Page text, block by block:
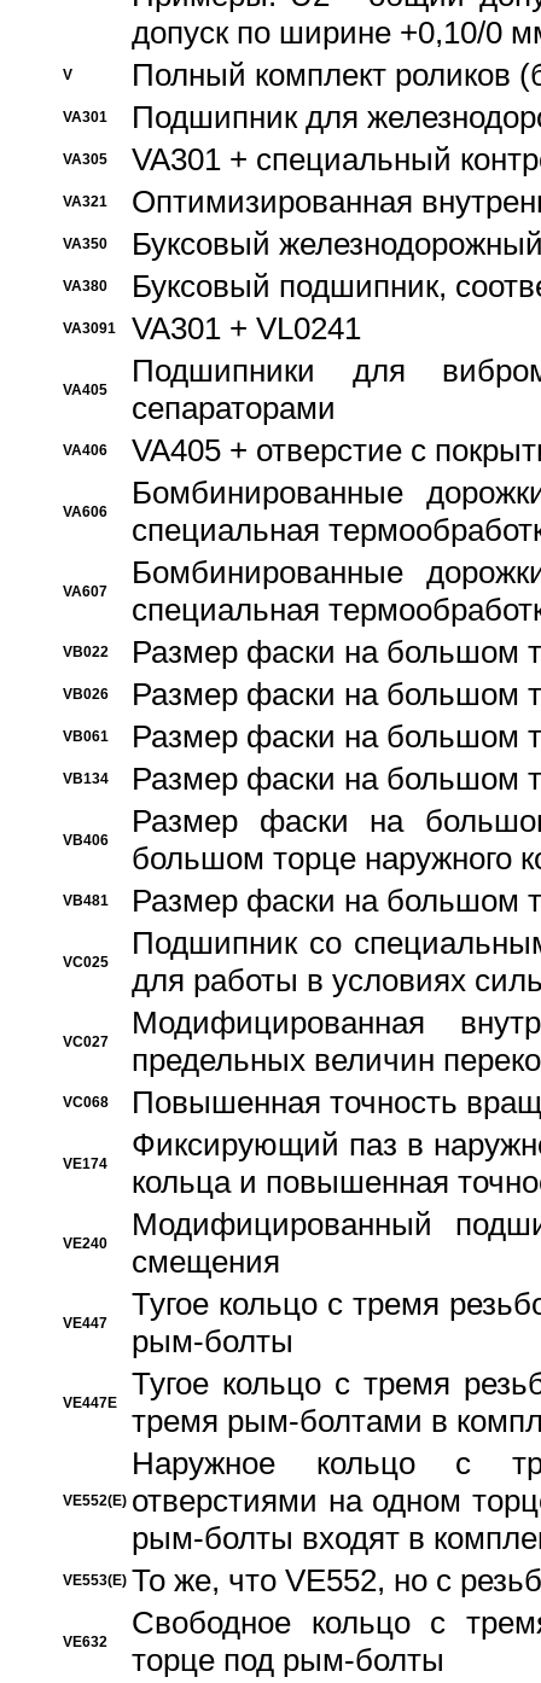
допуск по ширине +0,10/0
V Полный комплект роликов
VA301 Подшипник для
VA305 VA301 + специальный
VA321 Оптимизированная
VA350 Буксовый
VA380 Буксовый подшипник,
VA3091 VA301 + VL0241
VA405
Подшипники для
сепараторами
VA406 VA405 + отверстие с
VA606
Бомбинированные
специальная
VA607
Бомбинированные
специальная
VB022 Размер фаски на большом
VB026 Размер фаски на большом
VB061 Размер фаски на большом
VB134 Размер фаски на большом
VB406
Размер фаски на
большом торце наружного
VB481 Размер фаски на большом
VC025
Подшипник со
для работы в условиях
VC027
Модифицированная
предельных величин
VC068 Повышенная точность
VE174
Фиксирующий паз в
кольца и повышенная
VE240
Модифицированный
смещения
VE447
Тугое кольцо с тремя
рым-болты
VE447E
Тугое кольцо с тремя
тремя рым-болтами в
VE552(E)
Наружное кольцо с
отверстиями на одном
рым-болты входят в
VE553(E) То же, что VE552, но с
VE632
Свободное кольцо с
торце под рым-болты